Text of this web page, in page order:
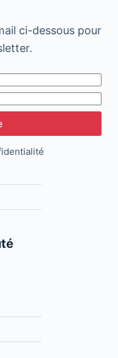
ci-dessous pour